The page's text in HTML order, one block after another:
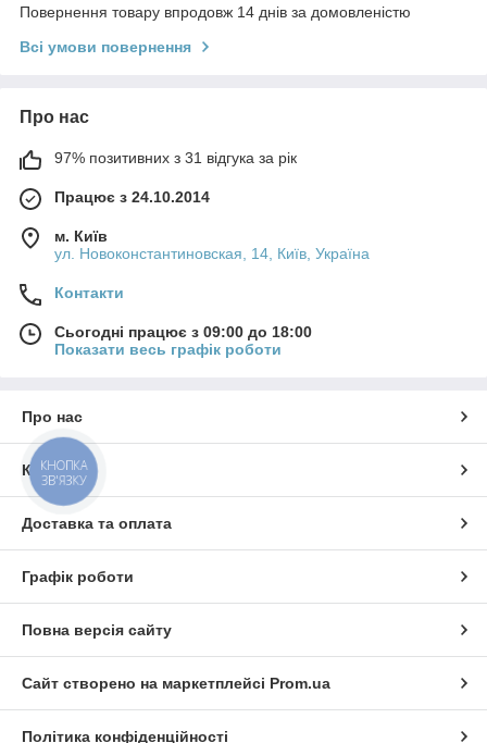
Повернення товару впродовж 14 днів за домовленістю
Всі умови повернення
Про нас
97% позитивних з 31 відгука за рік
Працює з 24.10.2014
м. Київ
ул. Новоконстантиновская, 14, Київ, Україна
Контакти
Сьогодні працює з 09:00 до 18:00
Показати весь графік роботи
Про нас
Контакти
Доставка та оплата
Графік роботи
Повна версія сайту
Сайт створено на маркетплейсі Prom.ua
Політика конфіденційності
КНОПКА
ЗВ'ЯЗКУ